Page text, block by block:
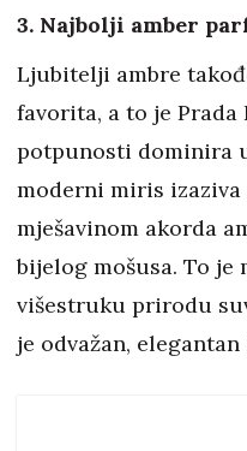
3. Najbolji amber
Ljubitelji ambre
favorita, a to je Prada
potpunosti dominira
moderni miris
mješavinom akorda
bijelog mošusa. To
višestruku prirodu
je odvažan,